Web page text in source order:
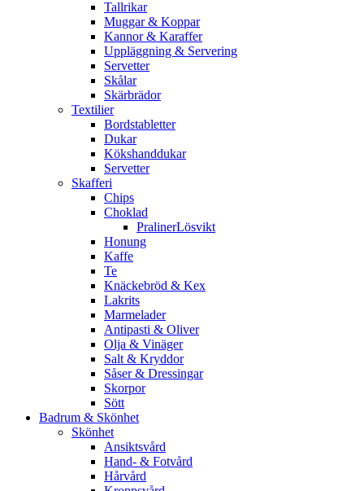
Tallrikar
Muggar & Koppar
Kannor & Karaffer
Uppläggning & Servering
Servetter
Skålar
Skärbrädor
Textilier
Bordstabletter
Dukar
Kökshanddukar
Servetter
Skafferi
Chips
Choklad
PralinerLösvikt
Honung
Kaffe
Te
Knäckebröd & Kex
Lakrits
Marmelader
Antipasti & Oliver
Olja & Vinäger
Salt & Kryddor
Såser & Dressingar
Skorpor
Sött
Badrum & Skönhet
Skönhet
Ansiktsvård
Hand- & Fotvård
Hårvård